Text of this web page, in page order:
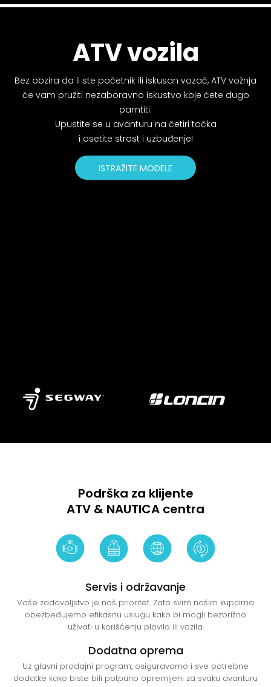
ATV vozila
Bez obzira da li ste početnik ili iskusan vozač, ATV vožnja
će vam pružiti nezaboravno iskustvo koje ćete dugo
pamtiti.
Upustite se u avanturu na četiri točka
i osetite strast i uzbuđenje!
ISTRAŽITE MODELE
Podrška za klijente
ATV & NAUTICA centra
Servis i održavanje
Vaše zadovoljstvo je naš prioritet. Zato svim našim kupcima
obezbeđujemo efikasnu uslugu kako bi mogli bezbrižno
uživati u korišćenju plovila ili vozila.
Dodatna oprema
Uz glavni prodajni program, osiguravamo i sve potrebne
dodatke kako biste bili potpuno opremljeni za svaku avanturu